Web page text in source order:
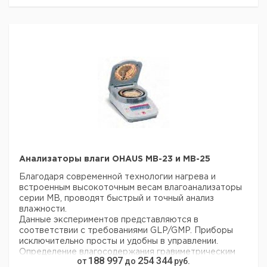
просмотра.
дисплее на английском, немецком, французском,
итальянском, испанском и португальском языках.
Технические характеристики
Дискретность: 0,01%/0,001 г
Диапазон взвешивания: до 160 г
Воспроизводимость при массе пробы 10 г: 0,001 г
Диапазон температур: +35 … +160°C
Габаритные размеры (Ш x Г x В): 210 x 340 x 225 мм
Анализаторы влаги OHAUS MB-23 и MB-25
Благодаря современной технологии нагрева и
встроенным высокоточным весам влагоанализаторы
серии MB‚ проводят быстрый и точный анализ
влажности.
Данные экспериментов представляются в
соответствии с требованиями GLP/GMP. Приборы
исключительно просты и удобны в управлении.
Определение влагосодержания гравиметрическим
методом находит свое применение в
от 188 997 до 254 344 руб.